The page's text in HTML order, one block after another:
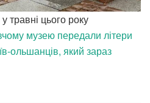
травні цього року
музею передали літери
ольшанців, який зараз